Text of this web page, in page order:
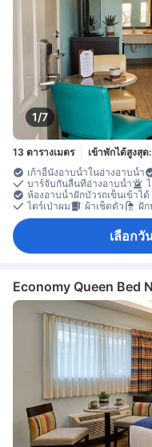
1/7
13 ตารางเมตร เข้าพักได้สูงสุ
เก้าอี้นั่งอาบน้ำในอ่างอาบน้ำ
บาร์จับกันลื่นที่อ่างอาบน้ำ
ห้องอาบน้ำฝักบัวรถเข็นเข้าไ
ไดร์เป่าผม
ผ้าเช็ดตัว ฝัก
เลือกวั
Economy Queen Bed